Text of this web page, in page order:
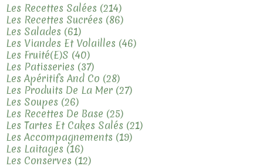
Les Recettes Salées (214)
Les Recettes Sucrées (86)
Les Salades (61)
Les Viandes Et Volailles (46)
Les Fruité(e)s (40)
Les Patisseries (37)
Les Apéritifs And Co (28)
Les Produits De La Mer (27)
Les Soupes (26)
Les Recettes De Base (25)
Les Tartes Et Cakes Salés (21)
Les Accompagnements (19)
Les Laitages (16)
Les Conserves (12)